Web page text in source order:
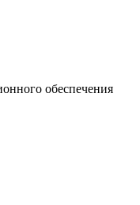
обеспечения